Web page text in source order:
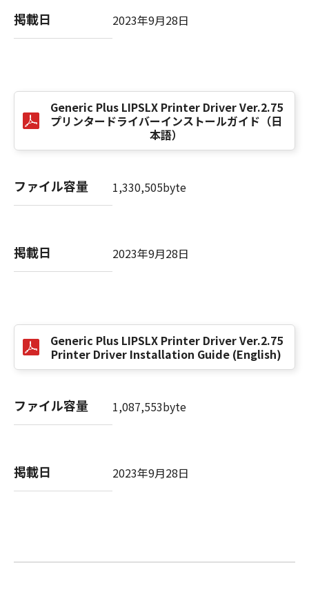
forth herein. The manufacturer is Canon
Inc./30-2, Shimomaruko 3-chome, Ohta-ku,
意味し、指し示すものとします。
本契約書のいずれかの条項またはその一部が法
の他の条項は完全に有効に存続するものとしま
す。
以 上
掲載日 2023年9月28日
Generic Plus LIPSLX Printer Driver Ver.2.75
プリンタードライバーインストールガイド（日
本語）
ファイル容量 1,330,505byte
掲載日 2023年9月28日
Generic Plus LIPSLX Printer Driver Ver.2.75
Printer Driver Installation Guide (English)
ファイル容量 1,087,553byte
掲載日 2023年9月28日